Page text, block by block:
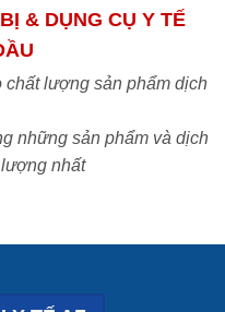
& DỤNG CỤ Y TẾ
chất lượng sản phẩm dịch
những sản phẩm và dịch
nhất